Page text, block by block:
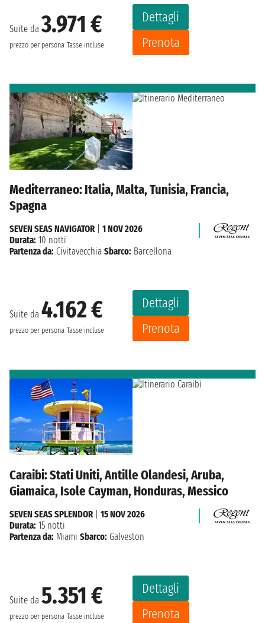
Suite da3.971 €
prezzo per persona Tasse incluse
Dettagli
Prenota
Mediterraneo: Italia, Malta, Tunisia, Francia,
Spagna
Suite da 4.162 €
prezzo per persona Tasse incluse
Dettagli
Prenota
SEVEN SEAS NAVIGATOR| 1 NOV 2026
Durata: 10 notti
Partenza da: Civitavecchia Sbarco: Barcellona
Caraibi: Stati Uniti, Antille Olandesi, Aruba,
Giamaica, Isole Cayman, Honduras, Messico
Suite da 5.351 €
prezzo per persona Tasse incluse
Dettagli
Prenota
SEVEN SEAS SPLENDOR| 15 NOV 2026
Durata: 15 notti
Partenza da: Miami Sbarco: Galveston